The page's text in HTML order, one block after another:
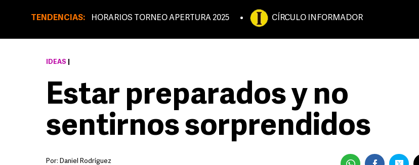
TENDENCIAS: HORARIOS TORNEO APERTURA 2025 CÍRCULO INFORMADOR
IDEAS
Estar preparados y no
sentirnos sorprendidos
Por: Daniel Rodríguez